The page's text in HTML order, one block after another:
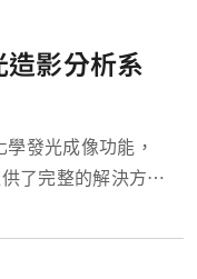
影分析系
發光成像功能，
了完整的解決方
：